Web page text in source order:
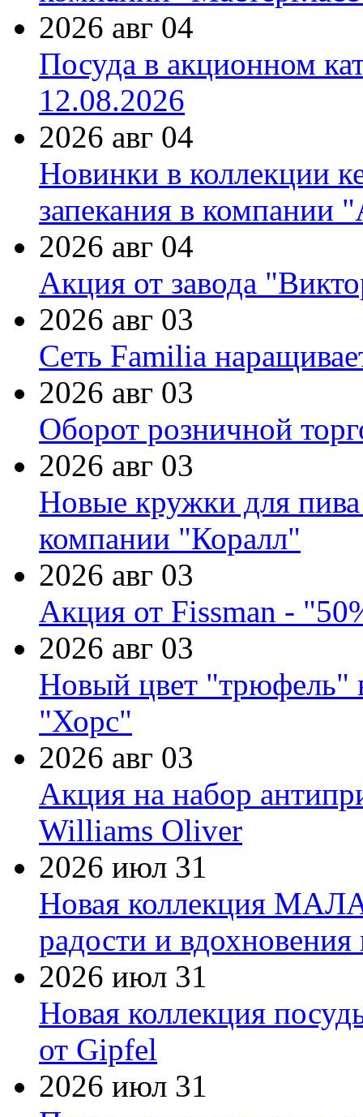
2026 авг 04
Посуда в акционном
12.08.2026
2026 авг 04
Новинки в коллекции
запекания в компании
2026 авг 04
Акция от завода
2026 авг 03
Сеть Familia
2026 авг 03
Оборот розничной
2026 авг 03
Новые кружки для
компании "Коралл"
2026 авг 03
Акция от Fissman -
2026 авг 03
Новый цвет "трюфель"
"Хорс"
2026 авг 03
Акция на набор
Williams Oliver
2026 июл 31
Новая коллекция
радости и
2026 июл 31
Новая коллекция
от Gipfel
2026 июл 31